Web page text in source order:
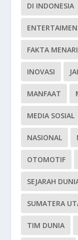
DI INDONESIA
FAKTA
INOVASI
MANFAAT
MEDIA SOSIAL
NASIONAL
OTOMOTIF
SEJARAH
SUMATERA
TIM DUNIA